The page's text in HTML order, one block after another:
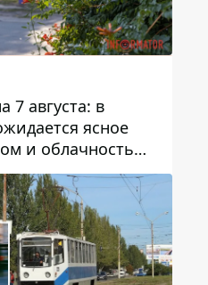
7 августа: в
ясное
и облачность